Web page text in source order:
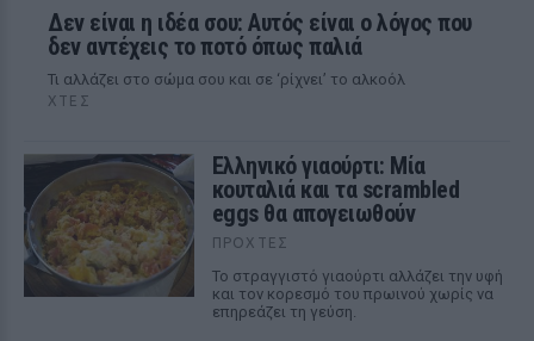
Δεν είναι η ιδέα σου: Αυτός είναι ο λόγος που
δεν αντέχεις το ποτό όπως παλιά
Τι αλλάζει στο σώμα σου και σε ‘ρίχνει’ το αλκοόλ
ΧΤΕΣ
Ελληνικό γιαούρτι: Μία
κουταλιά και τα scrambled
eggs θα απογειωθούν
ΠΡΟΧΤΈΣ
Το στραγγιστό γιαούρτι αλλάζει την υφή
και τον κορεσμό του πρωινού χωρίς να
επηρεάζει τη γεύση.